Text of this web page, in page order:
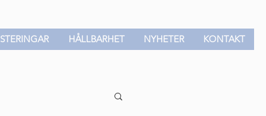
HÅLLBARHET NYHETER KONTAKT